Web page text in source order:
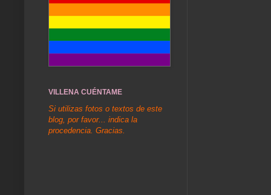
VILLENA CUÉNTAME
Si utilizas fotos o textos de este
blog, por favor... indica la
procedencia. Gracias.